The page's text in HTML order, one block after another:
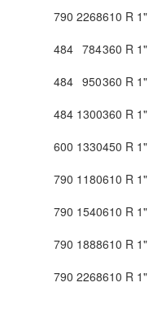
790 2268610 R 1"
484 784360 R 1"
484 950360 R 1"
484 1300360 R 1"
600 1330450 R 1"
790 1180610 R 1"
790 1540610 R 1"
790 1888610 R 1"
790 2268610 R 1"